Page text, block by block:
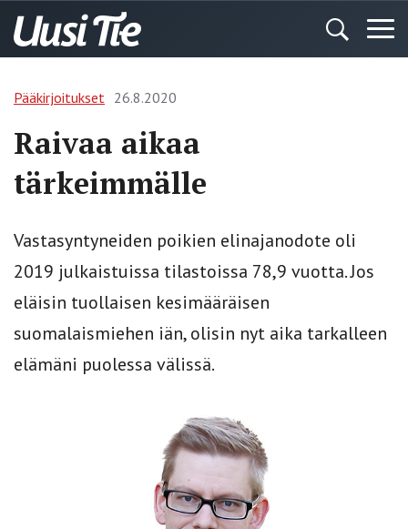
Pääkirjoitukset 26.8.2020
Raivaa aikaa
tärkeimmälle
Vastasyntyneiden poikien elinajanodote oli
2019 julkaistuissa tilastoissa 78,9 vuotta. Jos
eläisin tuollaisen kesimääräisen
suomalaismiehen iän, olisin nyt aika tarkalleen
elämäni puolessa välissä.